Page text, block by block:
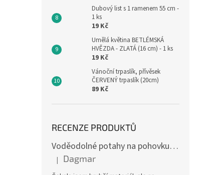
Dubový list s 1 ramenem 55 cm -
1 ks
19 Kč
Umělá květina BETLÉMSKÁ
HVĚZDA - ZLATÁ (16 cm) - 1 ks
19 Kč
Vánoční trpaslík, přívěsek
ČERVENÝ trpaslík (20cm)
89 Kč
RECENZE PRODUKTŮ
Voděodolné potahy na pohovku se vzorem
Hodnocení produktu je 4 z 5 hvězdiček.
| Dagmar